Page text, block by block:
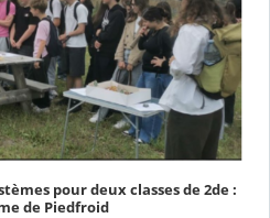
pour deux classes de 2de :
de Piedfroid